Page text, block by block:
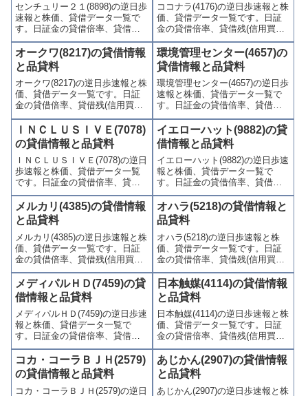
センチュリー２１(8898)の逆日歩
速報と株価、貸借データ一覧で
す。日証金の貸借倍率、貸借残
(信用買残、信用売残)、品貸料
(逆日歩)、東証の週末残高、規制
(注意喚起・申込停止)など、空売
り関連情報を集計し、図解でわ
かりやすくまとめて掲載してい
ます。
ココナラ(4176)の逆日歩速報と株
価、貸借データ一覧です。日証
金の貸借倍率、貸借残(信用買
残、信用売残)、品貸料(逆日
歩)、東証の週末残高、規制(注意
喚起・申込停止)など、空売り関
連情報を集計し、図解でわかり
やすくまとめて掲載していま
す。
オークワ(8217)の貸借情報
と品貸料
オークワ(8217)の逆日歩速報と株
価、貸借データ一覧です。日証
金の貸借倍率、貸借残(信用買
残、信用売残)、品貸料(逆日
歩)、東証の週末残高、規制(注意
喚起・申込停止)など、空売り関
連情報を集計し、図解でわかり
やすくまとめて掲載していま
す。
環境管理センター(4657)の
貸借情報と品貸料
環境管理センター(4657)の逆日歩
速報と株価、貸借データ一覧で
す。日証金の貸借倍率、貸借残
(信用買残、信用売残)、品貸料
(逆日歩)、東証の週末残高、規制
(注意喚起・申込停止)など、空売
り関連情報を集計し、図解でわ
かりやすくまとめて掲載してい
ます。
ＩＮＣＬＵＳＩＶＥ(7078)
の貸借情報と品貸料
ＩＮＣＬＵＳＩＶＥ(7078)の逆日
歩速報と株価、貸借データ一覧
です。日証金の貸借倍率、貸借
残(信用買残、信用売残)、品貸料
(逆日歩)、東証の週末残高、規制
(注意喚起・申込停止)など、空売
り関連情報を集計し、図解でわ
かりやすくまとめて掲載してい
ます。
イエローハット(9882)の貸
借情報と品貸料
イエローハット(9882)の逆日歩速
報と株価、貸借データ一覧で
す。日証金の貸借倍率、貸借残
(信用買残、信用売残)、品貸料
(逆日歩)、東証の週末残高、規制
(注意喚起・申込停止)など、空売
り関連情報を集計し、図解でわ
かりやすくまとめて掲載してい
ます。
メルカリ(4385)の貸借情報
と品貸料
メルカリ(4385)の逆日歩速報と株
価、貸借データ一覧です。日証
金の貸借倍率、貸借残(信用買
残、信用売残)、品貸料(逆日
歩)、東証の週末残高、規制(注意
喚起・申込停止)など、空売り関
連情報を集計し、図解でわかり
やすくまとめて掲載していま
す。
オハラ(5218)の貸借情報と
品貸料
オハラ(5218)の逆日歩速報と株
価、貸借データ一覧です。日証
金の貸借倍率、貸借残(信用買
残、信用売残)、品貸料(逆日
歩)、東証の週末残高、規制(注意
喚起・申込停止)など、空売り関
連情報を集計し、図解でわかり
やすくまとめて掲載していま
す。
メディパルＨＤ(7459)の貸
借情報と品貸料
メディパルＨＤ(7459)の逆日歩速
報と株価、貸借データ一覧で
す。日証金の貸借倍率、貸借残
(信用買残、信用売残)、品貸料
(逆日歩)、東証の週末残高、規制
(注意喚起・申込停止)など、空売
り関連情報を集計し、図解でわ
かりやすくまとめて掲載してい
日本触媒(4114)の貸借情報
と品貸料
日本触媒(4114)の逆日歩速報と株
価、貸借データ一覧です。日証
金の貸借倍率、貸借残(信用買
残、信用売残)、品貸料(逆日
歩)、東証の週末残高、規制(注意
喚起・申込停止)など、空売り関
連情報を集計し、図解でわかり
やすくまとめて掲載していま
コカ・コーラＢＪＨ(2579)
の貸借情報と品貸料
コカ・コーラＢＪＨ(2579)の逆日
あじかん(2907)の貸借情報
と品貸料
あじかん(2907)の逆日歩速報と株